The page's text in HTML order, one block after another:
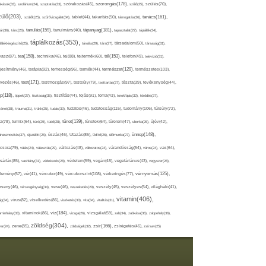
szolárium(24), szoptatás(33), szórakozás(45), szorongás(178), szőlő(25), szülés(70),
szülők(25), szűrővizsgálat(34), tablet(44), takarítás(50), támogatás(36), tanács(161),
tánc(26), tanulás(159), tanulmány(40), tápanyag(181), tapasztalat(27), táplálék(34),
táplálkozás(353), tárolás(29), társ(27), társadalom(50), társaság(31),
tea(158), technika(46), tej(88), tejtermék(60), tél(153), telefon(49), televízió(31),
terápia(92), terhesség(96), termék(44), természet(129), természetes(103),
test(171), testmozgás(97), testsúly(79), testtartás(27), tészta(39), tevékenység(44),
tippek(27), tisztaság(35), tisztítás(44), tojás(91), torna(43), torokfájás(32), törődés(27),
trauma(31), trükk(25), tudás(30), tudatos(46), tudatosság(115), tudomány(106), túlsúly(72),
turmix(64), túró(29), tüdő(28), tünet(139), tünetek(64), türelem(47), uborka(26), újév(42),
újszülött(26), úszás(46), Utazás(85), Üdítő(26), ülőmunka(27), ünnep(148),
válás(24), választás(29), változás(48), változatos(24), várandósság(54), város(24), vas(64),
vashiány(31), védekezés(28), védelem(59), vegán(48), vegetáriánus(43), vegyszer(28),
vér(41), vércukor(49), vércukorszint(108), vérkeringés(77), vérnyomás(125),
vérszegénység(34), vese(46), veszekedés(29), veszély(45), veszélyes(54), világháló(41),
vírus(82), viselkedés(86), viszketés(30), vita(34), vitalitás(31), vitamin(406),
vitaminok(86), víz(184), vizsga(26), vizsgálat(59), zab(34), zabkása(36), zabpehely(36),
zene(85), zöldség(304), zöldségek(32), zsír(166), zsírégetés(46), zsírsav(25)